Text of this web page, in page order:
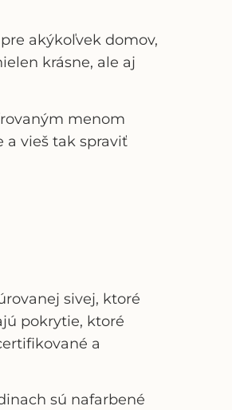
akýkoľvek domov,
krásne, ale aj
menom
a vieš tak spraviť
sivej, ktoré
pokrytie, ktoré
a
sú nafarbené